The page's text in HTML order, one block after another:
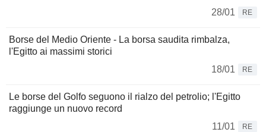
28/01
RE
Borse del Medio Oriente - La borsa saudita rimbalza,
l'Egitto ai massimi storici
18/01
RE
Le borse del Golfo seguono il rialzo del petrolio; l'Egitto
raggiunge un nuovo record
11/01
RE